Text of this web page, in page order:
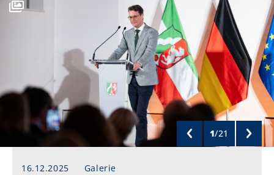
1/21
16.12.2025 Galerie